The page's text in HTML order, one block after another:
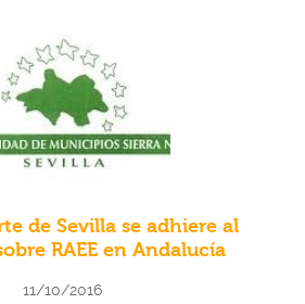
de Sevilla se adhiere al
RAEE en Andalucía
11/10/2016